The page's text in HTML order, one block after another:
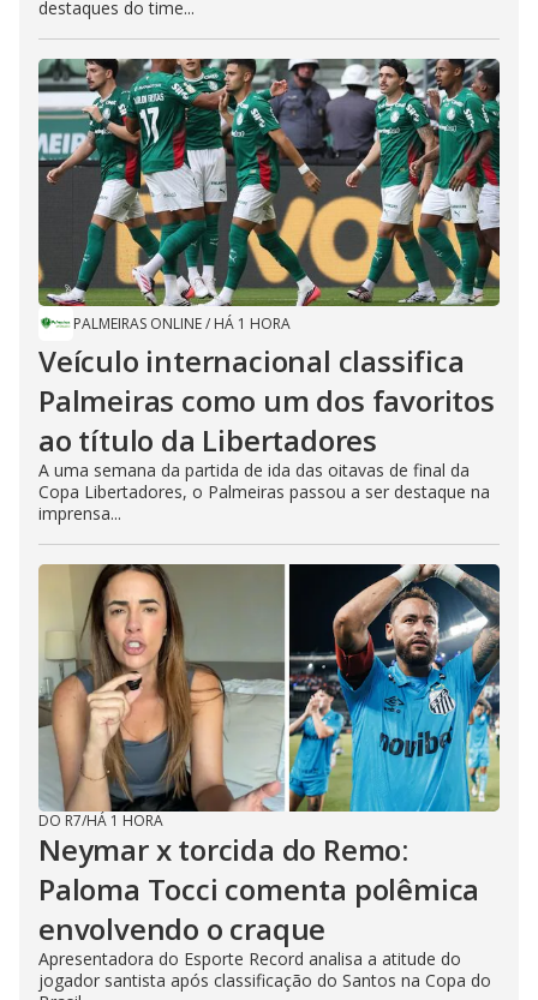
destaques do time...
PALMEIRAS ONLINE/ HÁ 1 HORA
Veículo internacional classifica
Palmeiras como um dos favoritos
ao título da Libertadores
A uma semana da partida de ida das oitavas de final da
Copa Libertadores, o Palmeiras passou a ser destaque na
imprensa...
DO R7/HÁ 1 HORA
Neymar x torcida do Remo:
Paloma Tocci comenta polêmica
envolvendo o craque
Apresentadora do Esporte Record analisa a atitude do
jogador santista após classificação do Santos na Copa do